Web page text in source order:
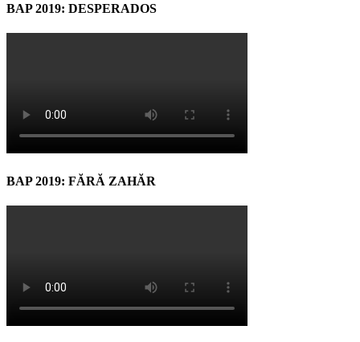
BAP 2019: DESPERADOS
BAP 2019: FĂRĂ ZAHĂR